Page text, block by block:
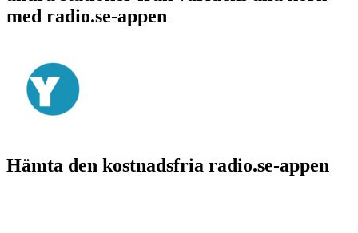
med radio.se-appen
Hämta den kostnadsfria radio.se-appen